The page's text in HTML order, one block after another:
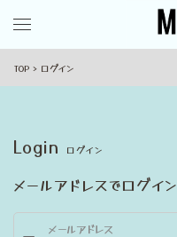
TOP ログイン
Login ログイン
メールアドレスでログイン
メールアドレス